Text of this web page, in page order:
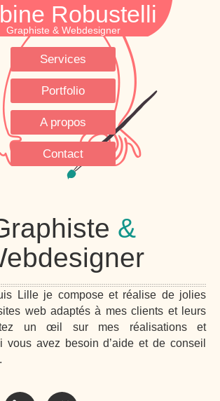
Robustelli
Services
Portfolio
A propos
Contact
&
Lille je compose et réalise de jolies
web adaptés à mes clients et leurs
un œil sur mes réalisations et
vous avez besoin d’aide et de conseil